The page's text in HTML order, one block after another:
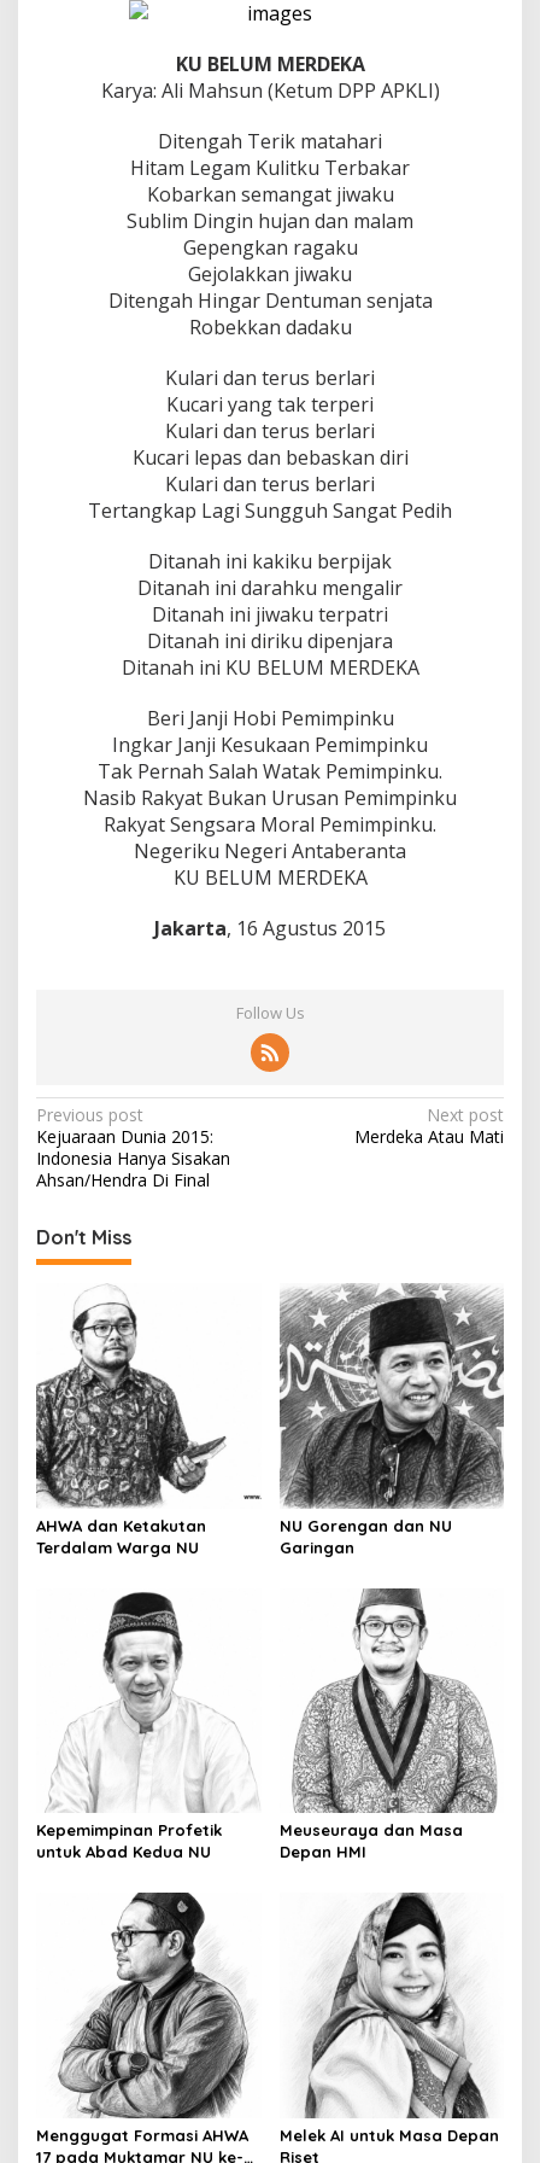
n
K
e
r
d
e
k
a
a
n
KU BELUM MERDEKA
Karya: Ali Mahsun (Ketum DPP APKLI)
Ditengah Terik matahari
Hitam Legam Kulitku Terbakar
Kobarkan semangat jiwaku
Sublim Dingin hujan dan malam
Gepengkan ragaku
Gejolakkan jiwaku
Ditengah Hingar Dentuman senjata
Robekkan dadaku
Kulari dan terus berlari
Kucari yang tak terperi
Kulari dan terus berlari
Kucari lepas dan bebaskan diri
Kulari dan terus berlari
Tertangkap Lagi Sungguh Sangat Pedih
Ditanah ini kakiku berpijak
Ditanah ini darahku mengalir
Ditanah ini jiwaku terpatri
Ditanah ini diriku dipenjara
Ditanah ini KU BELUM MERDEKA
Beri Janji Hobi Pemimpinku
Ingkar Janji Kesukaan Pemimpinku
Tak Pernah Salah Watak Pemimpinku.
Nasib Rakyat Bukan Urusan Pemimpinku
Rakyat Sengsara Moral Pemimpinku.
Negeriku Negeri Antaberanta
KU BELUM MERDEKA
Jakarta, 16 Agustus 2015
Follow Us
P
o
s
t
n
g
a
t
i
o
n
Previous post
Kejuaraan Dunia 2015:
Indonesia Hanya Sisakan
Ahsan/Hendra Di Final
Next post
Merdeka Atau Mati
Don't Miss
AHWA dan Ketakutan
Terdalam Warga NU
NU Gorengan dan NU
Garingan
Kepemimpinan Profetik
untuk Abad Kedua NU
Meuseuraya dan Masa
Depan HMI
Menggugat Formasi AHWA
17 pada Muktamar NU ke-
Melek AI untuk Masa Depan
Riset